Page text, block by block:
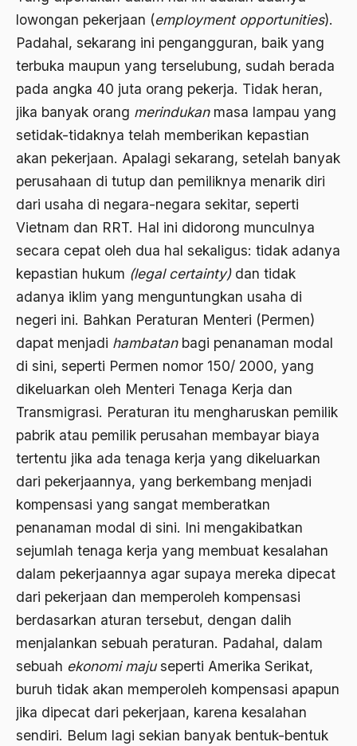
lowongan pekerjaan (employment opportunities).
Padahal, sekarang ini pengangguran, baik yang
terbuka maupun yang terselubung, sudah berada
pada angka 40 juta orang pekerja. Tidak heran,
jika banyak orang merindukanmasa lampau yang
setidak-tidaknya telah memberikan kepastian
akan pekerjaan. Apalagi sekarang, setelah banyak
perusahaan di tutup dan pemiliknya menarik diri
dari usaha di negara-negara sekitar, seperti
Vietnam dan RRT. Hal ini didorong munculnya
secara cepat oleh dua hal sekaligus: tidak adanya
kepastian hukum (legal certainty)dan tidak
adanya iklim yang menguntungkan usaha di
negeri ini. Bahkan Peraturan Menteri (Permen)
dapat menjadi hambatanbagi penanaman modal
di sini, seperti Permen nomor 150/ 2000, yang
dikeluarkan oleh Menteri Tenaga Kerja dan
Transmigrasi. Peraturan itu mengharuskan pemilik
pabrik atau pemilik perusahan membayar biaya
tertentu jika ada tenaga kerja yang dikeluarkan
dari pekerjaannya, yang berkembang menjadi
kompensasi yang sangat memberatkan
penanaman modal di sini. Ini mengakibatkan
sejumlah tenaga kerja yang membuat kesalahan
dalam pekerjaannya agar supaya mereka dipecat
dari pekerjaan dan memperoleh kompensasi
berdasarkan aturan tersebut, dengan dalih
menjalankan sebuah peraturan. Padahal, dalam
sebuah ekonomi majuseperti Amerika Serikat,
buruh tidak akan memperoleh kompensasi apapun
jika dipecat dari pekerjaan, karena kesalahan
sendiri. Belum lagi sekian banyak bentuk-bentuk
Ahmad Hasan Rurbi
Ahmad Khomeini
Ahmad Tirtisudiro
ahmad wahib
Ahmadiyah
AIDS
Airport
Airport Changi
Airport Noto Hadi Negoro
Ajaran AGama
Ajaran Agama Islam
Ajaran Islam
ajaran kemasyarakatan
Ajengan SIngaparna
Akademi Betawi
Akademi Jakarta
akhlak
Akhlaq
Aktivis
Aktivis Muda